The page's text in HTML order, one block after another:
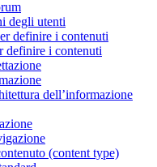
degli utenti
definire i contenuti
definire i contenuti
dell’informazione
(content type)